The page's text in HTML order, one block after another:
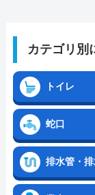
カテゴリ別
トイレ
蛇口
排水管・排